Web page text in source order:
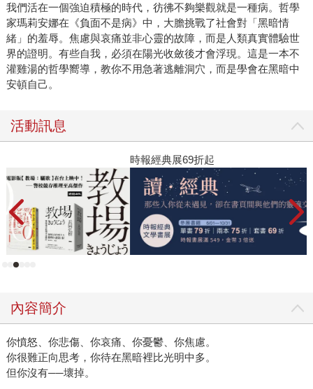
我們活在一個強迫積極的時代，彷彿不夠樂觀就是一種病。哲學
家瑪莉安娜在《負面不是病》中，大膽挑戰了社會對「黑暗情
緒」的羞辱。焦慮與哀痛並非心靈的故障，而是人類真實體驗世
界的證明。有些自我，必須在陽光收斂後才會浮現。這是一本不
灌雞湯的哲學嚮導，教你不用急著逃離洞穴，而是學會在黑暗中
安頓自己。
活動訊息
內容簡介
你憤怒、你悲傷、你哀痛、你憂鬱、你焦慮。
你很難正向思考，你待在黑暗裡比光明中多。
但你沒有──壞掉。